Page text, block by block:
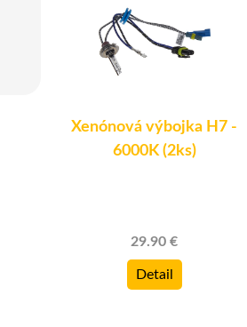
Xenónová výbojka H7 -
6000K (2ks)
29.90 €
Detail